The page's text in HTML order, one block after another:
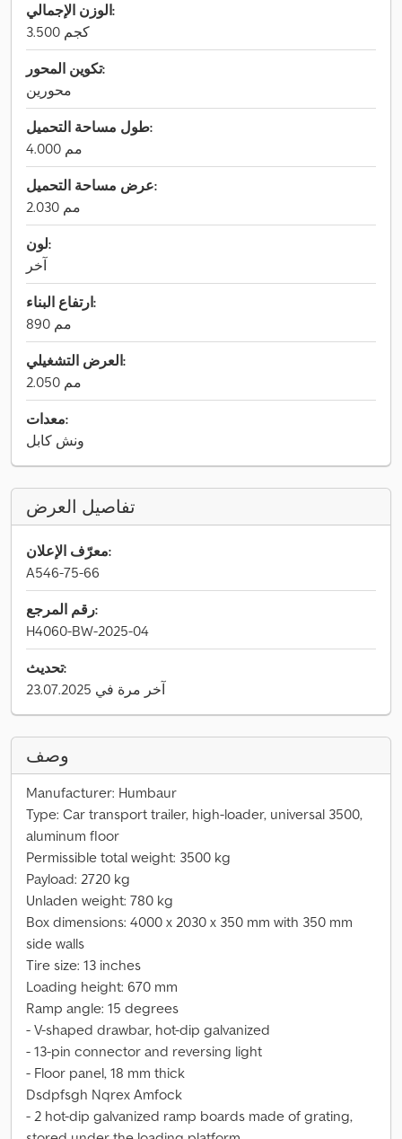
الوزن الإجمالي:
3.500 كجم
تكوين المحور:
محورين
طول مساحة التحميل:
4.000 مم
عرض مساحة التحميل:
2.030 مم
لون:
آخر
ارتفاع البناء:
890 مم
العرض التشغيلي:
2.050 مم
معدات:
ونش كابل
تفاصيل العرض
معرّف الإعلان:
A546-75-66
رقم المرجع:
H4060-BW-2025-04
تحديث:
آخر مرة في 23.07.2025
وصف
Manufacturer: Humbaur
Type: Car transport trailer, high-loader, universal 3500,
aluminum floor
Permissible total weight: 3500 kg
Payload: 2720 kg
Unladen weight: 780 kg
Box dimensions: 4000 x 2030 x 350 mm with 350 mm
side walls
Tire size: 13 inches
Loading height: 670 mm
Ramp angle: 15 degrees
- V-shaped drawbar, hot-dip galvanized
- 13-pin connector and reversing light
- Floor panel, 18 mm thick
Dsdpfsgh Nqrex Amfock
- 2 hot-dip galvanized ramp boards made of grating,